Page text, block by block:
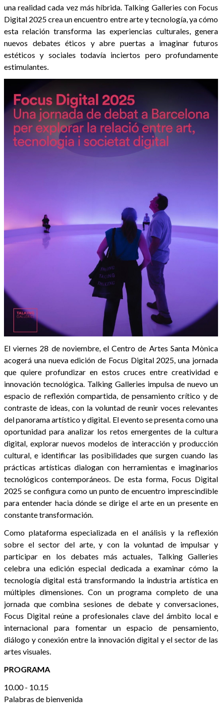
una realidad cada vez más híbrida. Talking Galleries con Focus
Digital 2025 crea un encuentro entre arte y tecnología, ya cómo
esta relación transforma las experiencias culturales, genera
nuevos debates éticos y abre puertas a imaginar futuros
estéticos y sociales todavía inciertos pero profundamente
estimulantes.
El viernes 28 de noviembre, el Centro de Artes Santa Mònica
acogerá una nueva edición de Focus Digital 2025, una jornada
que quiere profundizar en estos cruces entre creatividad e
innovación tecnológica. Talking Galleries impulsa de nuevo un
espacio de reflexión compartida, de pensamiento crítico y de
contraste de ideas, con la voluntad de reunir voces relevantes
del panorama artístico y digital. El evento se presenta como una
oportunidad para analizar los retos emergentes de la cultura
digital, explorar nuevos modelos de interacción y producción
cultural, e identificar las posibilidades que surgen cuando las
prácticas artísticas dialogan con herramientas e imaginarios
tecnológicos contemporáneos. De esta forma, Focus Digital
2025 se configura como un punto de encuentro imprescindible
para entender hacia dónde se dirige el arte en un presente en
constante transformación.
Como plataforma especializada en el análisis y la reflexión
sobre el sector del arte, y con la voluntad de impulsar y
participar en los debates más actuales, Talking Galleries
celebra una edición especial dedicada a examinar cómo la
tecnología digital está transformando la industria artística en
múltiples dimensiones. Con un programa completo de una
jornada que combina sesiones de debate y conversaciones,
Focus Digital reúne a profesionales clave del ámbito local e
internacional para fomentar un espacio de pensamiento,
diálogo y conexión entre la innovación digital y el sector de las
artes visuales.
PROGRAMA
10.00 - 10.15
Palabras de bienvenida